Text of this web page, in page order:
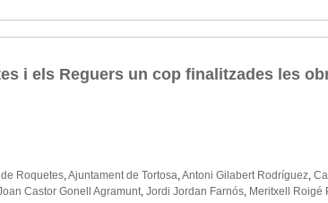
i els Reguers un cop finalitzades les
Roquetes,Ajuntament de Tortosa,Antoni Gilabert Rodríguez,
Castor Gonell Agramunt, Jordi Jordan Farnós, Meritxell Roigé